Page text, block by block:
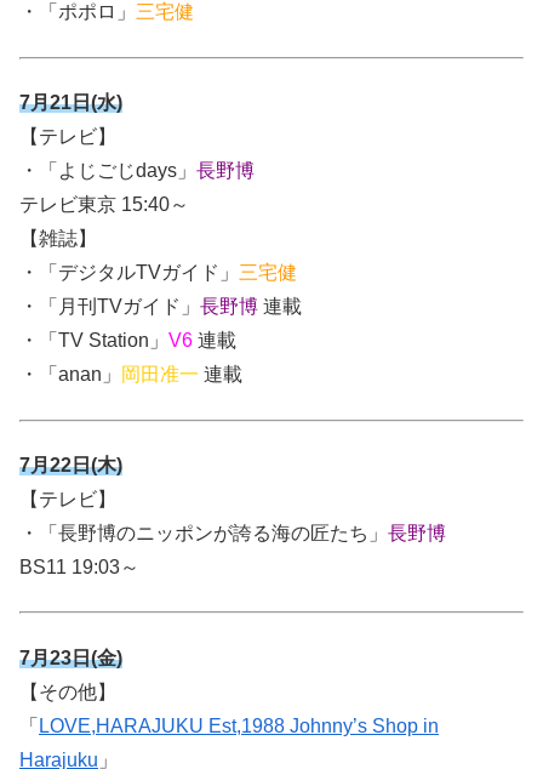
・「ポポロ」 三宅健
7月21日(水)
【テレビ】
・「よじごじdays」 長野博
テレビ東京 15:40～
【雑誌】
・「デジタルTVガイド」 三宅健
・「月刊TVガイド」 長野博 連載
・「TV Station」 V6 連載
・「anan」
岡田准一 連載
7月22日(木)
【テレビ】
・
「長野博のニッポンが誇る海の匠たち」 長野博
BS11 19:03～
7月23日(金)
【その他】
「 LOVE,HARAJUKU Est,1988 Johnny’s Shop in
Harajuku 」